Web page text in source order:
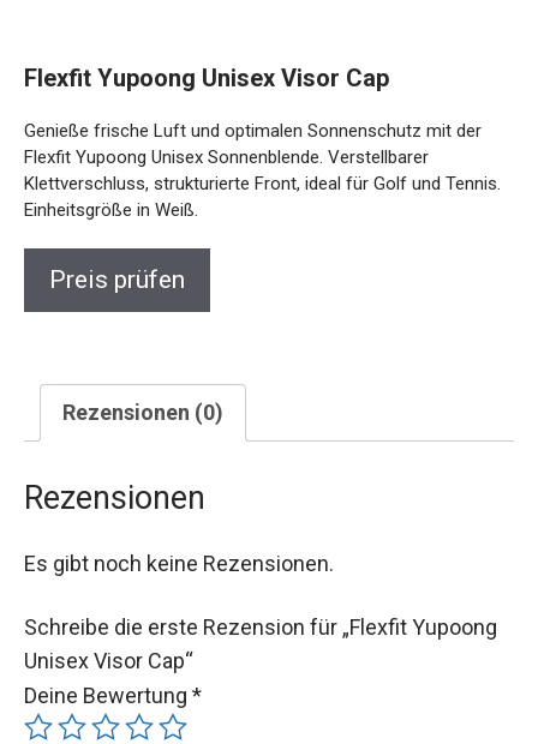
Flexfit Yupoong Unisex Visor Cap
Genieße frische Luft und optimalen Sonnenschutz mit der
Flexfit Yupoong Unisex Sonnenblende. Verstellbarer
Klettverschluss, strukturierte Front, ideal für Golf und Tennis.
Einheitsgröße in Weiß.
Preis prüfen
Rezensionen (0)
Rezensionen
Es gibt noch keine Rezensionen.
Schreibe die erste Rezension für „Flexfit Yupoong
Unisex Visor Cap“
Deine Bewertung *